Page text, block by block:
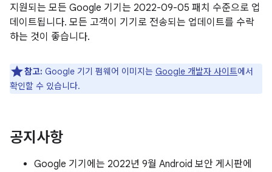
지원되는 모든 Google 기기는 2022-09-05 패치 수준으로 업
데이트됩니다. 모든 고객이 기기로 전송되는 업데이트를 수락
하는 것이 좋습니다.
참고: Google 기기 펌웨어 이미지는 Google 개발자 사이트에서
확인할 수 있습니다.
공지사항
Google 기기에는 2022년 9월 Android 보안 게시판에